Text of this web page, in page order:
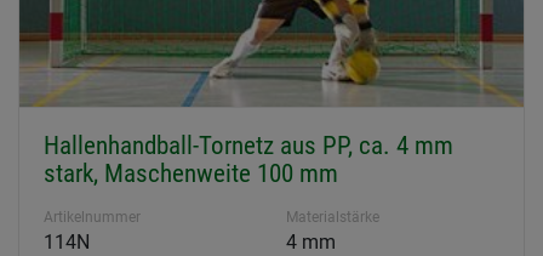
Hallenhandball-Tornetz aus PP, ca. 4 mm
stark, Maschenweite 100 mm
Artikelnummer
114N
Materialstärke
4 mm